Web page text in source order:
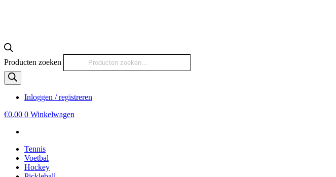
Producten zoeken
Inloggen / registreren
€0.00 0 Winkelwagen
Tennis
Voetbal
Hockey